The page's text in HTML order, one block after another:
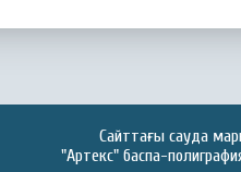
Сайттағы сауда
"Артекс" баспа-